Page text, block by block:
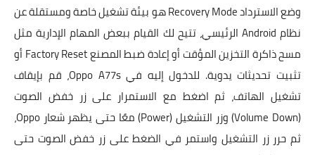
وضع الاسترداد Recovery Mode
هو بيئة تشغيل خاصة ومستقلة عن
نظام Android الرئيسي، تتيح لك القيام ببعض المهام الإدارية مثل
مسح ذاكرة التخزين المؤقت أوإعادة ضبط المصنع Factory Reset
أو
تثبيت تحديثات يدوية. للدخول إليه في Oppo A77s، قم بإيقاف
تشغيل الهاتف، ثم اضغط مع الاستمرار على زر خفض الصوت
(Volume Down) وزر التشغيل (Power) معًا حتى يظهر شعار Oppo،
ثم حرر زر التشغيل واستمر في الضغط على زر خفض الصوت حتى